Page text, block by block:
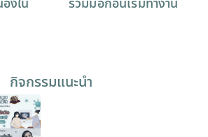
กิจกรรมแนะนำ